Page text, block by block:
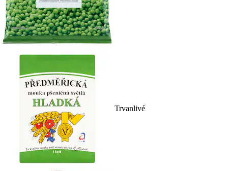
Trvanlivé